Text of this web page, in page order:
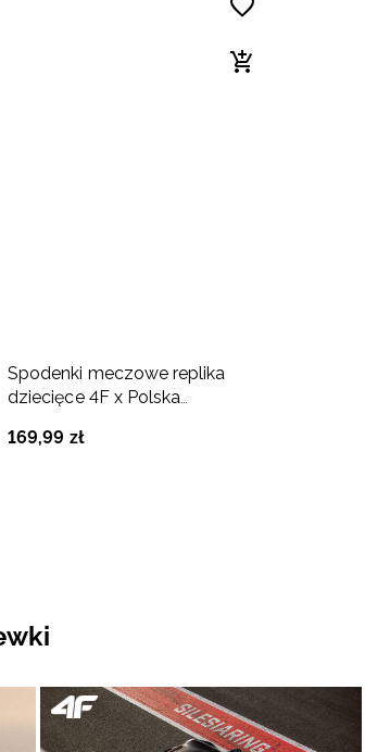
Spodenki meczowe replika
dziecięce 4F x Polska
169,99 zł